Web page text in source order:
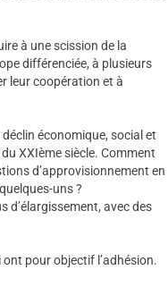
à une scission de la
différenciée, à plusieurs
leur coopération et à
économique, social et
XXIème siècle. Comment
d’approvisionnement en
uns ?
d’élargissement, avec des
pour objectif l’adhésion.